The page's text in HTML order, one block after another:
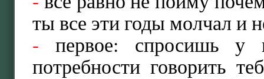
ты все эти годы молчал и
- первое: спросишь у
потребности говорить